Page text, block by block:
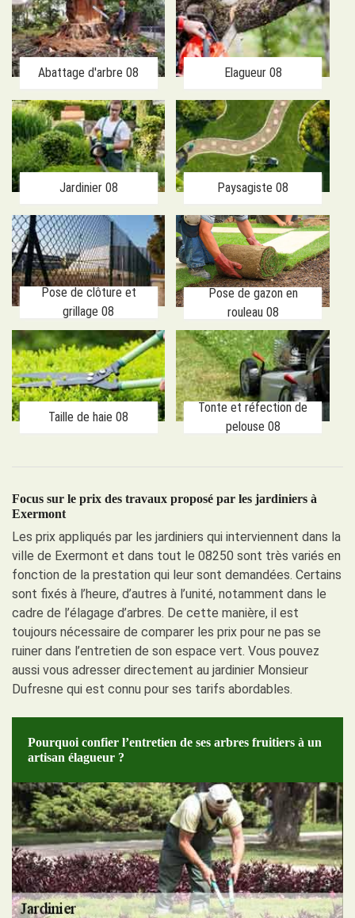
Abattage d'arbre 08 Elagueur 08
Jardinier 08 Paysagiste 08
Pose de clôture et
grillage 08
Pose de gazon en
rouleau 08
Taille de haie 08
Tonte et réfection de
pelouse 08
Focus sur le prix des travaux proposé par les jardiniers à
Exermont
Les prix appliqués par les jardiniers qui interviennent dans la
ville de Exermont et dans tout le 08250 sont très variés en
fonction de la prestation qui leur sont demandées. Certains
sont fixés à l’heure, d’autres à l’unité, notamment dans le
cadre de l’élagage d’arbres. De cette manière, il est
toujours nécessaire de comparer les prix pour ne pas se
ruiner dans l’entretien de son espace vert. Vous pouvez
aussi vous adresser directement au jardinier Monsieur
Dufresne qui est connu pour ses tarifs abordables.
Pourquoi confier l’entretien de ses arbres fruitiers à un
artisan élagueur ?